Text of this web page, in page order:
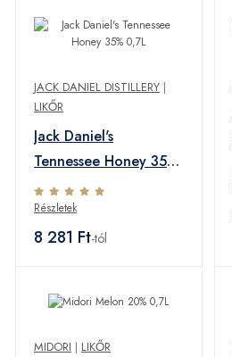
JACK DANIEL DISTILLERY |
LIKŐR
Jack Daniel's
Tennessee Honey 35%
0,7L
Részletek
8 281 Ft-tól
MIDORI | LIKŐR